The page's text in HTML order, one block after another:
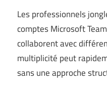
Les professionnels
comptes Microsoft
collaborent avec
multiplicité peut
sans une approche